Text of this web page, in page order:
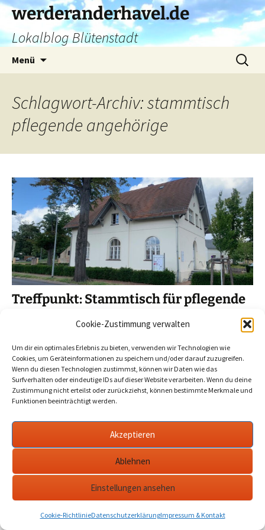
Cookie-Zustimmung verwalten
Um dir ein optimales Erlebnis zu bieten, verwenden wir Technologien wie
Cookies, um Geräteinformationen zu speichern und/oder darauf zuzugreifen.
Wenn du diesen Technologien zustimmst, können wir Daten wie das
Surfverhalten oder eindeutige IDs auf dieser Website verarbeiten. Wenn du deine
Zustimmung nicht erteilst oder zurückziehst, können bestimmte Merkmale und
Funktionen beeinträchtigt werden.
Akzeptieren
Ablehnen
Einstellungen ansehen
Cookie-RichtlinieDatenschutzerklärungImpressum & Kontakt
Zum
Inhalt
springen
werderanderhavel.de
Lokalblog Blütenstadt
Menü
Suchen
nach:
Schlagwort-Archiv: stammtisch
pflegende angehörige
Treffpunkt: Stammtisch für pflegende
stammtisch pflegende
angehörige,treffpunkt,werder
Sie pflegen einen Angehörigen und haben sich schon öfter
einen Austausch mit Gleichgesinnten gewünscht? Der
Treffpunkt lädt zum Stammtisch für pflegende Angehörige.
…mehr
Datenschutzerklärung werderanderhavel.de